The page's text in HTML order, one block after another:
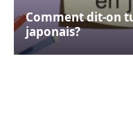
Comment dit-on
japonais?